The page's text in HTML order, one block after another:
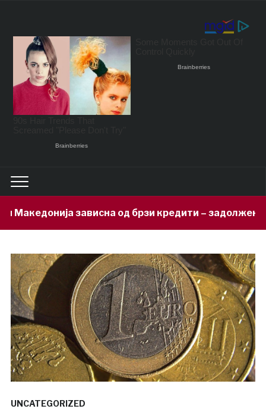
од брзи кредити – задолжени 333 милиони евра
UNCATEGORIZED